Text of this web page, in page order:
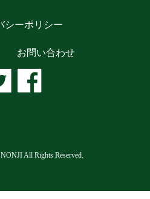
シーポリシー
お問い合わせ
All Rights Reserved.